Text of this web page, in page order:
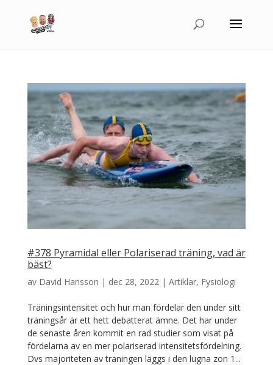
#378 Pyramidal eller Polariserad träning, vad är
bäst?
av David Hansson | dec 28, 2022| Artiklar, Fysiologi
Träningsintensitet och hur man fördelar den under sitt
träningsår är ett hett debatterat ämne. Det har under
de senaste åren kommit en rad studier som visat på
fördelarna av en mer polariserad intensitetsfördelning.
Dvs majoriteten av träningen läggs i den lugna zon 1...